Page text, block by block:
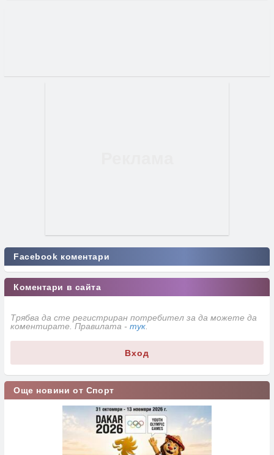
Facebook коментари
Коментари в сайта
Трябва да сте регистриран потребител за да можете да
коментирате. Правилата - тук
Вход
Още новини от Спорт